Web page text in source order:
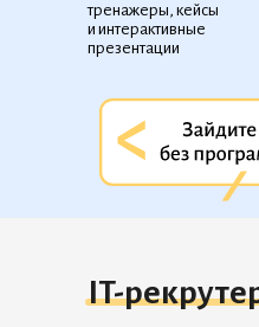
тренажеры, кейсы
и интерактивные
презентации
IT-